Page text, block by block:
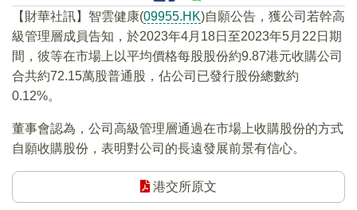
【財華社訊】智雲健康(09955.HK)自願公告，獲公司若幹高
級管理層成員告知，於2023年4月18日至2023年5月22日期
間，彼等在市場上以平均價格每股股份約9.87港元收購公司
合共約72.15萬股普通股，佔公司已發行股份總數約
0.12%。
董事會認為，公司高級管理層通過在市場上收購股份的方式
自願收購股份，表明對公司的長遠發展前景有信心。
港交所原文